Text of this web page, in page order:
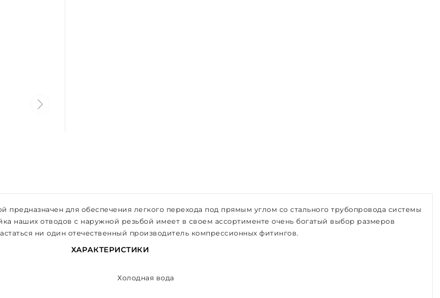
для обеспечения легкого перехода под прямым углом со стального трубопровода системы
наших отводов с наружной резьбой имеет в своем ассортименте очень богатый выбор размеров
ни один отечественный производитель компрессионных фитингов.
ХАРАКТЕРИСТИКИ
Холодная вода